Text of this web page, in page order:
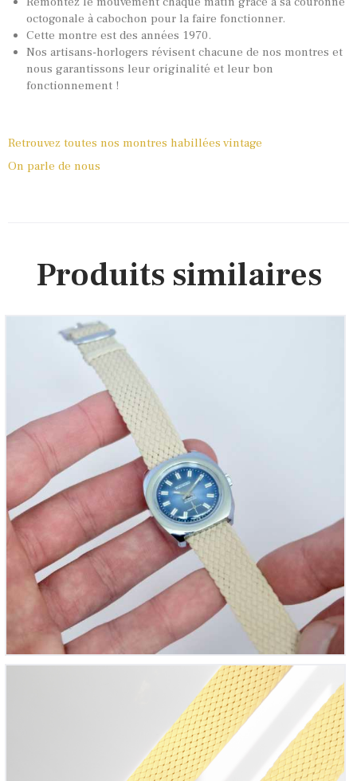
octogonale à cabochon pour la faire fonctionner.
Cette montre est des années 1970.
Nos artisans-horlogers révisent chacune de nos montres et
nous garantissons leur originalité et leur bon
fonctionnement !
Retrouvez toutes nos montres habillées vintage
On parle de nous
Produits similaires
Thermidor, ref. TH 7
Bracelet montre Perlon tressé Jaune Pâle
00€